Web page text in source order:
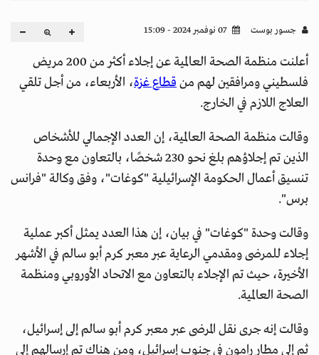
جسور بوست 07 نوفمبر 2024 - 15:09
أعلنت منظمة الصحة العالمية عن إجلاء أكثر من 200 مريض
فلسطيني ومرافقين لهم منقطاع غزة، الأربعاء، من أجل تلقي
العلاج اللازم في الخارج.
وقالت منظمة الصحة العالمية، إن العدد الإجمالي للأشخاص
الذين تم إجلاؤهم بلغ نحو 230 شخصًا، بالتعاون مع وحدة
تنسيق أعمال الحكومة الإسرائيلية "كوغات"، وفق وكالة "فرانس
برس".
وقالت وحدة "كوغات" في بيان، إن هذا العدد يمثل أكبر عملية
إجلاء للمرضى ومقدمي الرعاية عبر معبر كرم أبو سالم في الأشهر
الأخيرة، حيث تم الإجلاء بالتعاون مع الاتحاد الأوروبي ومنظمة
الصحة العالمية.
وقالت إنه جرى نقل المرضى عبر معبر كرم أبو سالم إلى إسرائيل،
ثم إلى مطار رامون في جنوب إسرائيل، ومن هناك تم إرسالهم إلى